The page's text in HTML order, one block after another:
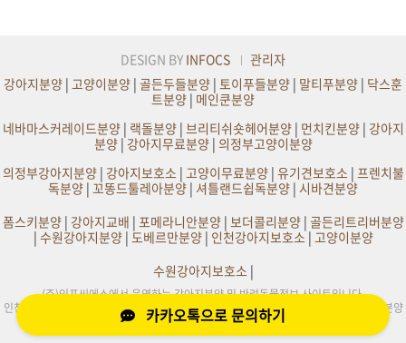
DESIGN BY INFOCS
관리자
강아지분양 | 고양이분양 | 골든두들분양 | 토이푸들분양 | 말티푸분양 | 닥스훈
트분양 | 메인쿤분양
네바마스커레이드분양| 랙돌분양| 브리티쉬숏헤어분양| 먼치킨분양| 강아지
분양|강아지무료분양| 의정부고양이분양
의정부강아지분양| 강아지보호소| 고양이무료분양| 유기견보호소| 프렌치불
독분양 | 꼬똥드툴레아분양 | 셔틀랜드쉽독분양 | 시바견분양
폼스키분양| 강아지교배 | 포메라니안분양| 보더콜리분양| 골든리트리버분양
| 수원강아지분양| 도베르만분양| 인천강아지보호소| 고양이분양
수원강아지보호소|
(주)인포씨에스에서 운영하는 강아지분양 및 반려동물정보 사이트입니다.
인천,부천,서울,수원,원주,의정부,부산,대구,전주,평택,광주,화성,천안,일산,김포 강아지분양
및 사이트정보제공
카카오톡으로 문의하기